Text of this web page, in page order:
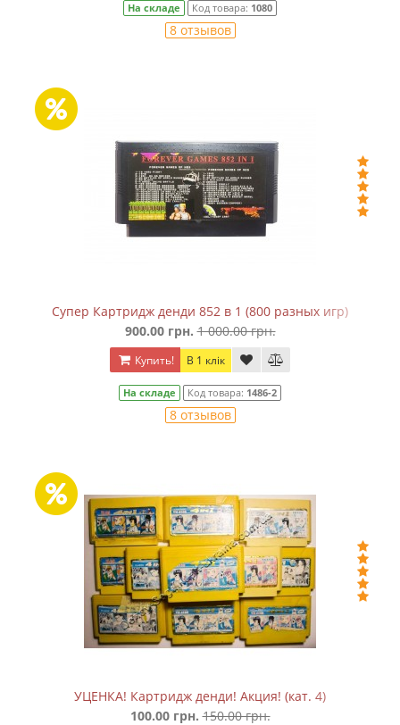
На складе Код товара: 1080
8 отзывов
Супер Картридж денди 852 в 1 (800 разных игр)
900.00 грн. 1 000.00 грн.
Купить! В 1 клік
На складе Код товара: 1486-2
8 отзывов
УЦЕНКА! Картридж денди! Акция! (кат. 4)
100.00 грн. 150.00 грн.